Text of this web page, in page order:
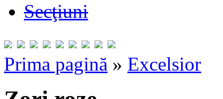
Secţiuni
Prima pagină » Excelsior